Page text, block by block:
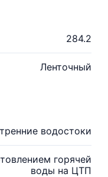
284.2
Ленточный
водостоки
горячей
воды на ЦТП